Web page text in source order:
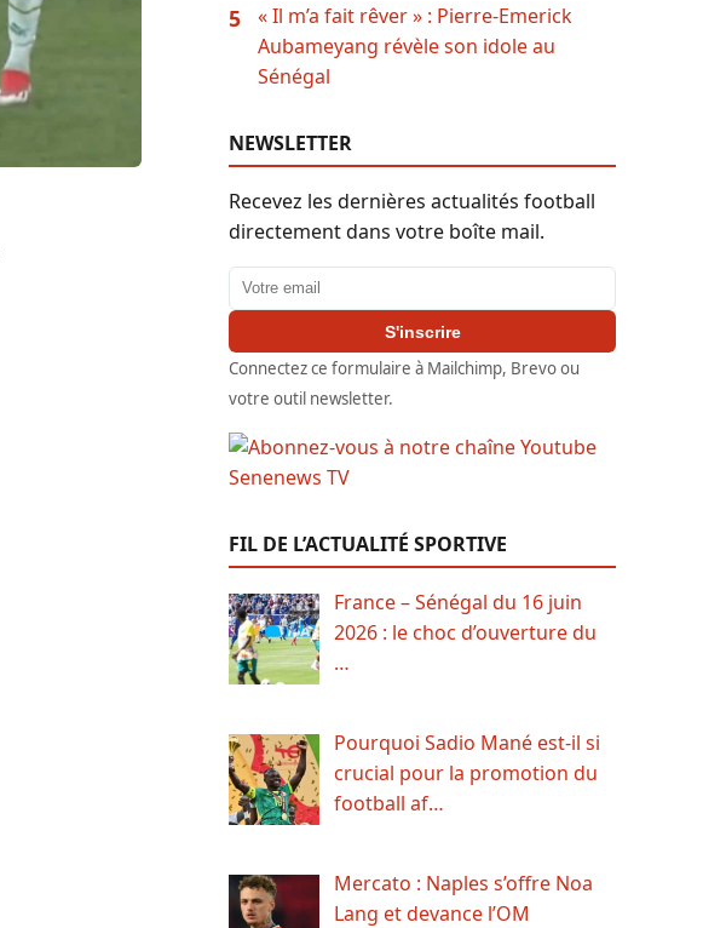
5
« Il m’a fait rêver » : Pierre-Emerick
Aubameyang révèle son idole au
Sénégal
NEWSLETTER
Recevez les dernières actualités football
directement dans votre boîte mail.
Adresse email
S'inscrire
Connectez ce formulaire à Mailchimp, Brevo ou
votre outil newsletter.
FIL DE L’ACTUALITÉ SPORTIVE
France – Sénégal du 16 juin
2026 : le choc d’ouverture du
…
Pourquoi Sadio Mané est-il si
crucial pour la promotion du
football af…
Mercato : Naples s’offre Noa
Lang et devance l’OM